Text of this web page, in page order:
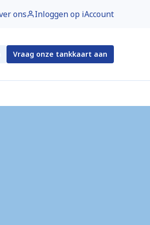
ons Inloggen op iAccount
Vraag onze tankkaart aan